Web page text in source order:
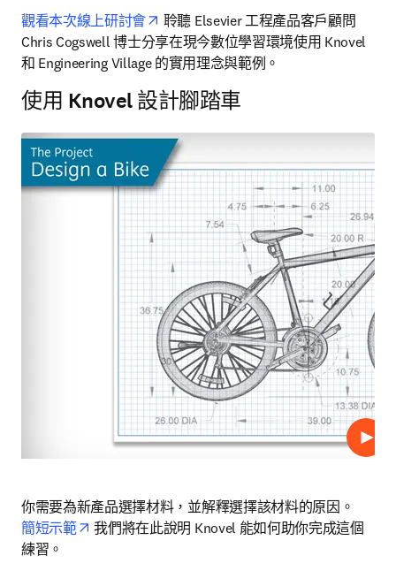
觀看本次線上研討會 opens in new tab/window
聆聽 Elsevier 工程產品客戶顧問
Chris Cogswell 博士分享在現今數位學習環境使用 Knovel
和 Engineering Village 的實用理念與範例。
使用 Knovel 設計腳踏車
播放
你需要為新產品選擇材料，並解釋選擇該材料的原因。
簡短示範
opens in new tab/window
我們將在此說明 Knovel 能如何助你完成這個
練習。